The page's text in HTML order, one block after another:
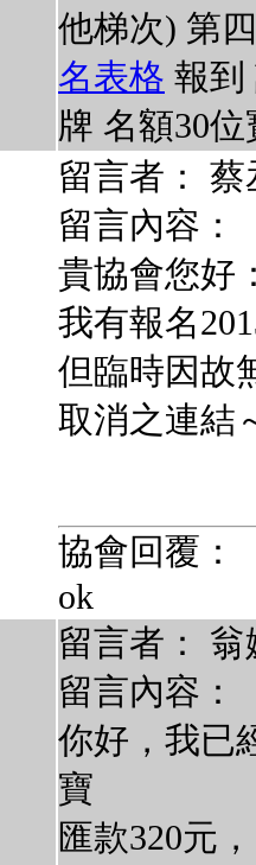
他梯次) 第
名表格 報到
牌 名額30位
留言者： 蔡
留言內容：
貴協會您好
我有報名
但臨時因故
取消之連結
協會回覆：
ok
留言者： 翁
留言內容：
你好，我已
寶
匯款320元